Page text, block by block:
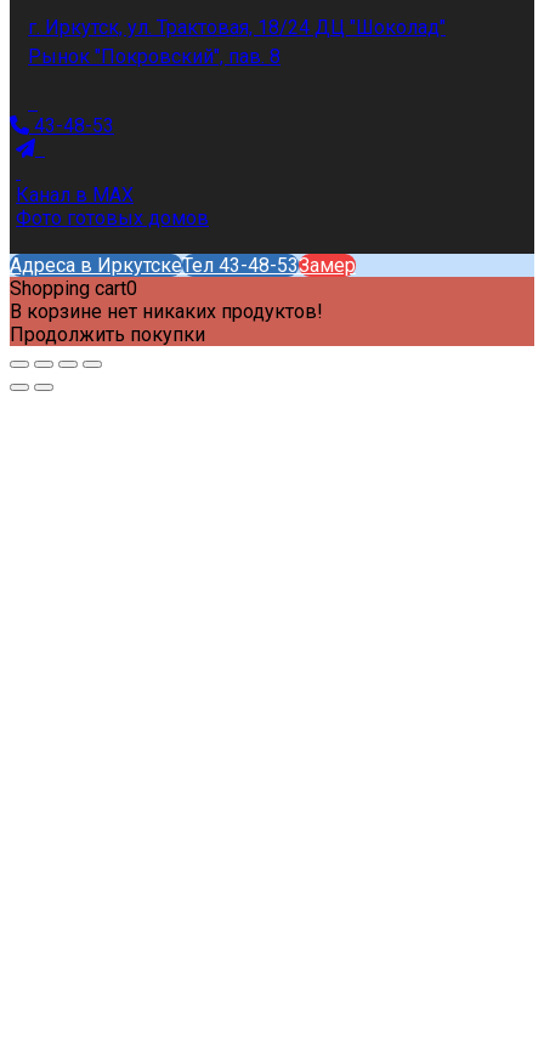
г. Иркутск, ул. Трактовая, 18/24 ДЦ "Шоколад"
Рынок "Покровский", пав. 8
43-48-53
Канал в MAX
Фото готовых домов
Адреса в ИркутскеТел 43-48-53Замер
Shopping cart0
В корзине нет никаких продуктов!
Продолжить покупки